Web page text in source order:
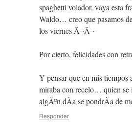
spaghetti volador, vaya esta
Waldo… creo que pasamos
los viernes Â¬Â¬
Por cierto, felicidades con
Y pensar que en mis tiempos
miraba con recelo… quien se
algÃºn dÃ­a se pondrÃ­a de
Responder